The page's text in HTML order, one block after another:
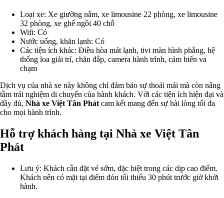
Loại xe: Xe giường nằm, xe limousine 22 phòng, xe limousine
32 phòng, xe ghế ngồi 40 chỗ
Wifi: Có
Nước uống, khăn lạnh: Có
Các tiện ích khác: Điều hòa mát lạnh, tivi màn hình phẳng, hệ
thống loa giải trí, chăn đắp, camera hành trình, cảm biến va
chạm
Dịch vụ của nhà xe này không chỉ đảm bảo sự thoải mái mà còn nâng
tầm trải nghiệm di chuyển của hành khách. Với các tiện ích hiện đại và
đầy đủ, Nhà xe Việt Tân Phát cam kết mang đến sự hài lòng tối đa
cho mọi hành trình.
Hỗ trợ khách hàng tại Nhà xe Việt Tân
Phát
Lưu ý: Khách cần đặt vé sớm, đặc biệt trong các dịp cao điểm.
Khách nên có mặt tại điểm đón tối thiểu 30 phút trước giờ khởi
hành.